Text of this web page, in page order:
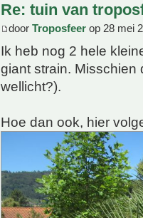
Re: tuin van
door Troposfeer op 28 mei
Ik heb nog 2 hele
giant strain. Misschien
wellicht?).
Hoe dan ook, hier